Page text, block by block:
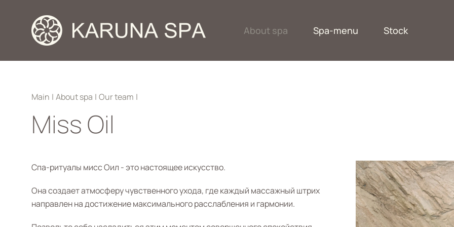
About spa Spa-menu Stock
Main | About spa | Our team |
Miss Oil
Спа-ритуалы мисс Оил - это настоящее искусство.
Она создает атмосферу чувственного ухода, где каждый массажный штрих
направлен на достижение максимального расслабления и гармонии.